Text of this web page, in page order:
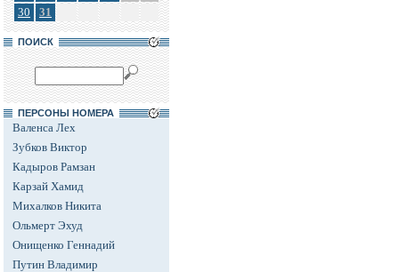
30
31
ПОИСК
ПЕРСОНЫ НОМЕРА
Валенса Лех
Зубков Виктор
Кадыров Рамзан
Карзай Хамид
Михалков Никита
Ольмерт Эхуд
Онищенко Геннадий
Путин Владимир